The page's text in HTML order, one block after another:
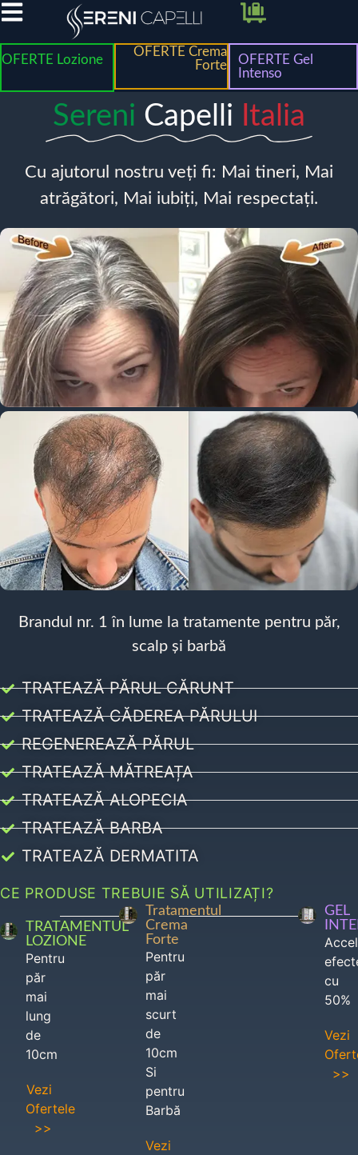
OFERTE Lozione
OFERTE Crema
Forte
OFERTE Gel
Intenso
Sereni Capelli Italia
Cu ajutorul nostru veți fi: Mai tineri, Mai
atrăgători, Mai iubiți, Mai respectați.
Brandul nr. 1 în lume la tratamente pentru păr,
scalp și barbă
TRATEAZĂ PĂRUL CĂRUNT
TRATEAZĂ CĂDEREA PĂRULUI
REGENEREAZĂ PĂRUL
TRATEAZĂ MĂTREAȚA
TRATEAZĂ ALOPECIA
TRATEAZĂ BARBA
TRATEAZĂ DERMATITA
CE PRODUSE TREBUIE SĂ UTILIZAȚI?
TRATAMENTUL
LOZIONE
Pentru
păr
mai
lung
de
10cm
Vezi
Ofertele
>>
Tratamentul
Crema
Forte
Pentru
păr
mai
scurt
de
10cm
Si
pentru
Barbă
Vezi
GEL
cu
50%
Vezi
>>